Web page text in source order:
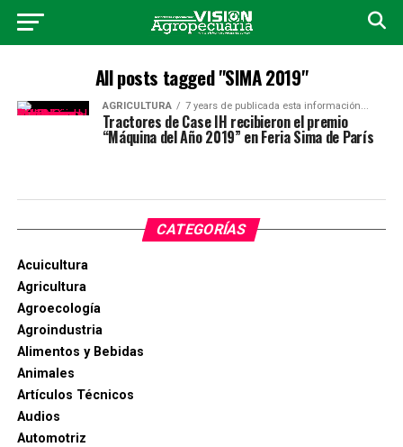
All posts tagged "SIMA 2019"
AGRICULTURA 7 years de publicada esta información...
Tractores de Case IH recibieron el premio
“Máquina del Año 2019” en Feria Sima de París
CATEGORÍAS
Acuicultura
Agricultura
Agroecología
Agroindustria
Alimentos y Bebidas
Animales
Artículos Técnicos
Audios
Automotriz